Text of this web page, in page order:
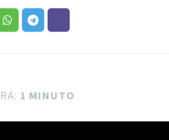
1 MINUTO